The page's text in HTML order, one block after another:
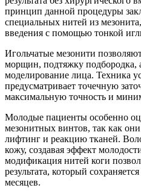
принцип данной процедуры
специальных нитей из
введения с помощью тонкой
Игольчатые мезонити
морщин, подтяжку подбородка,
моделирование лица. Техника
предусматривает точечную
максимальную точность и
Молодые пациенты особенно
мезонитных винтов, так как
лифтинг и реакцию тканей.
кожу, создавая эффект
модификация нитей коги
результата, который
месяцев.